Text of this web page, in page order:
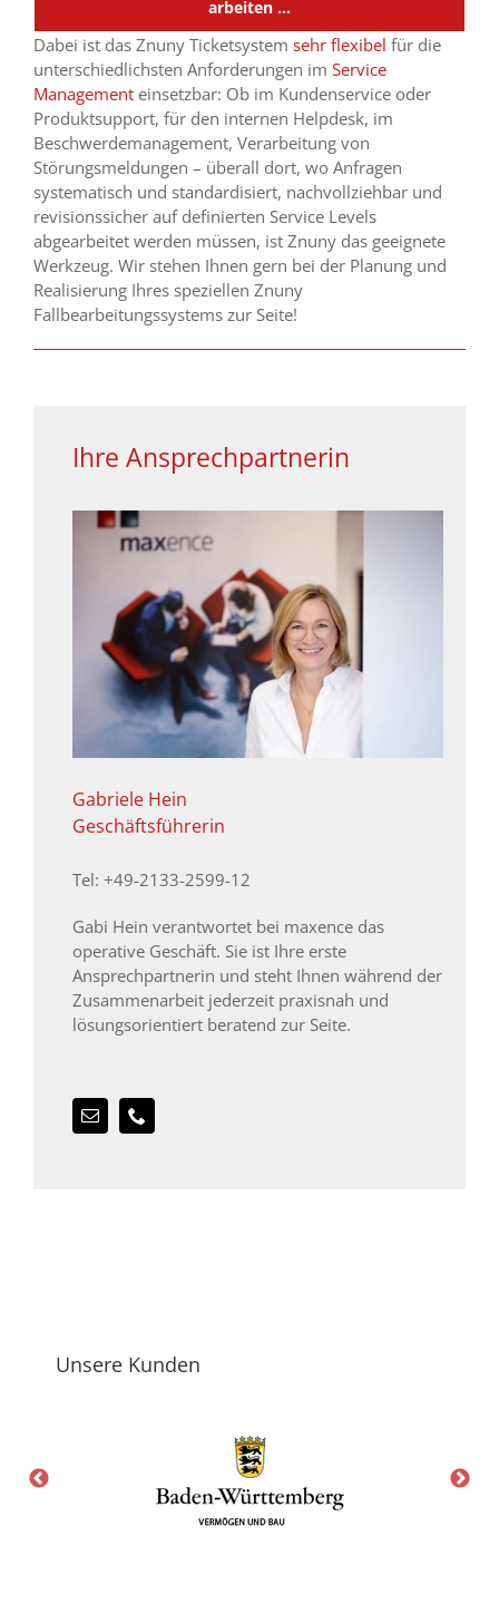
arbeiten …
Dabei ist das Znuny Ticketsystem sehr flexibel für die
unterschiedlichsten Anforderungen im Service
Managementeinsetzbar: Ob im Kundenservice oder
Produktsupport, für den internen Helpdesk, im
Beschwerdemanagement, Verarbeitung von
Störungsmeldungen – überall dort, wo Anfragen
systematisch und standardisiert, nachvollziehbar und
revisionssicher auf definierten Service Levels
abgearbeitet werden müssen, ist Znuny das geeignete
Werkzeug. Wir stehen Ihnen gern bei der Planung und
Realisierung Ihres speziellen Znuny
Fallbearbeitungssystems zur Seite!
Ihre Ansprechpartnerin
Gabriele Hein
Geschäftsführerin
Tel: +49-2133-2599-12
Gabi Hein verantwortet bei maxence das
operative Geschäft. Sie ist Ihre erste
Ansprechpartnerin und steht Ihnen während der
Zusammenarbeit jederzeit praxisnah und
lösungsorientiert beratend zur Seite.
Unsere Kunden